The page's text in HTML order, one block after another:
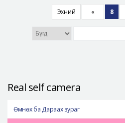
Эхний « 8
Real self camera
Өмнөх ба Дараах зураг